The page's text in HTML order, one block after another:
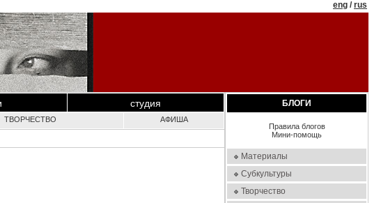
eng /rus
студия
ТВОРЧЕСТВО АФИША
БЛОГИ
Правила блогов
Мини-помощь
Материалы
Субкультуры
Творчество